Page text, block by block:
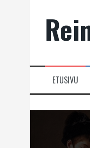
ETUSIVU